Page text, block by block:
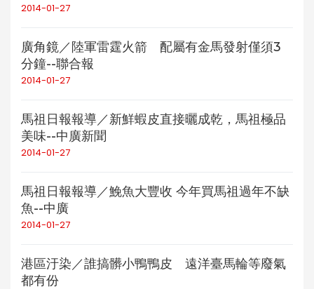
2014-01-27
廣角鏡／陸軍雷霆火箭 配屬有金馬發射僅須3
分鐘--聯合報
2014-01-27
馬祖日報報導／新鮮蝦皮直接曬成乾，馬祖極品
美味--中廣新聞
2014-01-27
馬祖日報報導／鮸魚大豐收 今年買馬祖過年不缺
魚--中廣
2014-01-27
港區汙染／誰搞髒小鴨鴨皮 遠洋臺馬輪等廢氣
都有份